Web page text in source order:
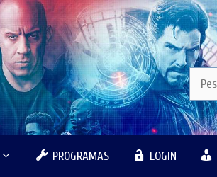
PROGRAMAS LOGIN